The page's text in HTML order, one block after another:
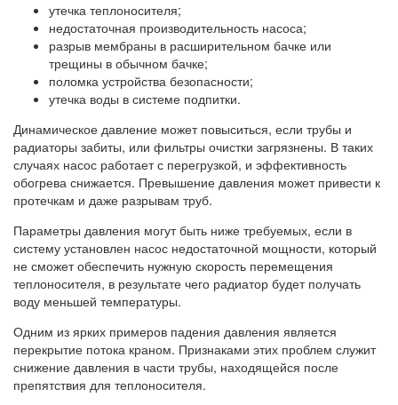
утечка теплоносителя;
недостаточная производительность насоса;
разрыв мембраны в расширительном бачке или
трещины в обычном бачке;
поломка устройства безопасности;
утечка воды в системе подпитки.
Динамическое давление может повыситься, если трубы и
радиаторы забиты, или фильтры очистки загрязнены. В таких
случаях насос работает с перегрузкой, и эффективность
обогрева снижается. Превышение давления может привести к
протечкам и даже разрывам труб.
Параметры давления могут быть ниже требуемых, если в
систему установлен насос недостаточной мощности, который
не сможет обеспечить нужную скорость перемещения
теплоносителя, в результате чего радиатор будет получать
воду меньшей температуры.
Одним из ярких примеров падения давления является
перекрытие потока краном. Признаками этих проблем служит
снижение давления в части трубы, находящейся после
препятствия для теплоносителя.